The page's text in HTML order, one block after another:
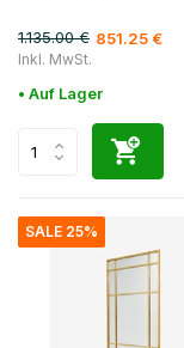
1.135.00 € 851.25 €
Inkl. MwSt.
• Auf Lager
SALE 25%